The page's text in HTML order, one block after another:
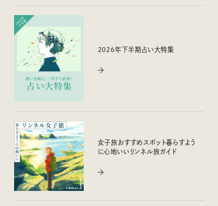
2026年下半期占い大特集
女子旅おすすめスポット暮らすよう
に心地いいリンネル旅ガイド